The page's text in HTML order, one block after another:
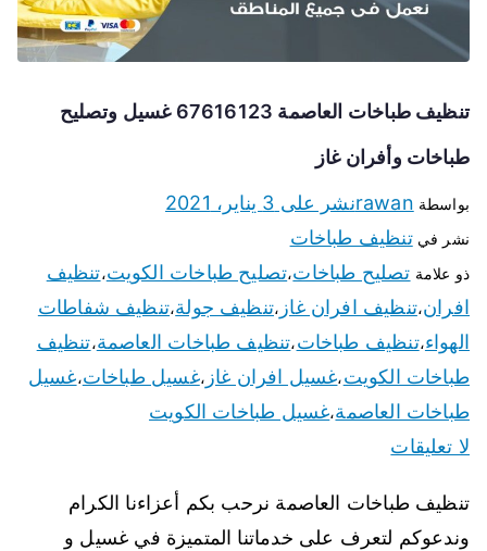
تنظيف طباخات العاصمة 67616123 غسيل وتصليح
طباخات وأفران غاز
بواسطة rawanنشر على 3 يناير، 2021
نشر فيتنظيف طباخات
ذو علامة تصليح طباخات،تصليح طباخات الكويت،تنظيف
افران،تنظيف افران غاز ،تنظيف جولة،تنظيف شفاطات
الهواء،تنظيف طباخات،تنظيف طباخات العاصمة،تنظيف
طباخات الكويت،غسيل افران غاز ،غسيل طباخات،غسيل
طباخات العاصمة،غسيل طباخات الكويت
لا تعليقات
تنظيف طباخات العاصمة نرحب بكم أعزاءنا الكرام
وندعوكم لتعرف على خدماتنا المتميزة في غسيل و